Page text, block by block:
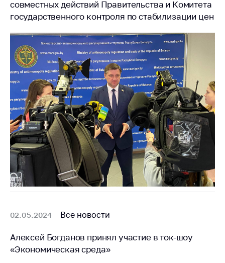
совместных действий Правительства и Комитета
государственного контроля по стабилизации цен
02.05.2024 Все новости
Алексей Богданов принял участие в ток-шоу
«Экономическая среда»